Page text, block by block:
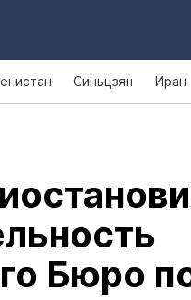
Синьцзян Иран
Бюро